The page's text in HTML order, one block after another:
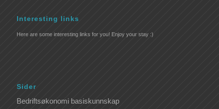
Interesting links
Here are some interesting links for you! Enjoy your stay :)
Sider
Bedriftsøkonomi basiskunnskap